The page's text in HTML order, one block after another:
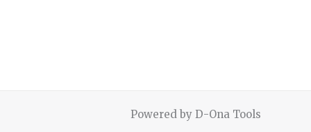
Powered by D-Ona Tools